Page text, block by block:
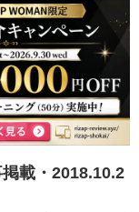
載・2018.10.2